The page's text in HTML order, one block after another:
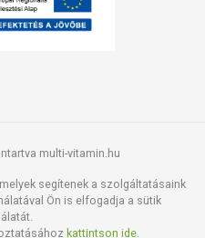
multi-vitamin.hu
segítenek a szolgáltatásaink
Ön is elfogadja a sütik
kattintson ide.